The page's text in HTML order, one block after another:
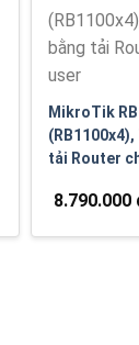
MikroTik
tải Router
8.790.000